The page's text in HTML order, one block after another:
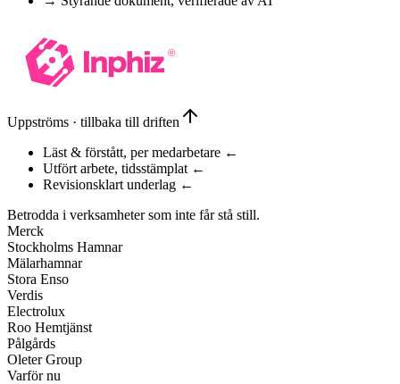
Uppströms · tillbaka till driften
Läst & förstått, per medarbetare ←
Utfört arbete, tidsstämplat ←
Revisionsklart underlag ←
Betrodda i verksamheter som inte får stå still.
Merck
Stockholms Hamnar
Mälarhamnar
Stora Enso
Verdis
Electrolux
Roo Hemtjänst
Pålgårds
Oleter Group
Varför nu